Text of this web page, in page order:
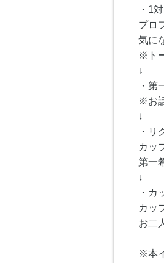
・1
プロ
気に
※ト
↓
・第
※お
↓
・リ
カッ
第一
↓
・カ
カッ
お二
※本